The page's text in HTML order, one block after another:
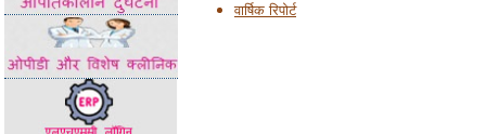
वार्षिक रिपोर्ट